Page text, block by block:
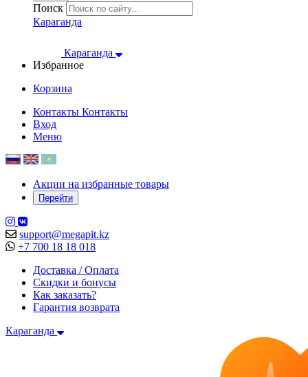
Поиск
Караганда
Караганда
Избранное
Корзина
Контакты Контакты
Вход
Меню
Акции на избранные товары
Перейти
support@megapit.kz
+7 700 18 18 018
Доставка / Оплата
Скидки и бонусы
Как заказать?
Гарантия возврата
Караганда